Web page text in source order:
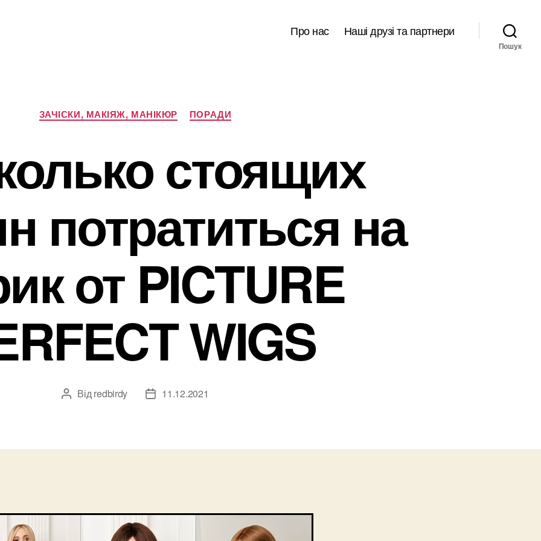
Про нас Наші друзі та партнери
Пошук
Категорії
ЗАЧІСКИ, МАКІЯЖ, МАНІКЮР ПОРАДИ
стоящих
потратиться на
от PICTURE
WIGS
Автор
Від redbirdy
Дата11.12.2021